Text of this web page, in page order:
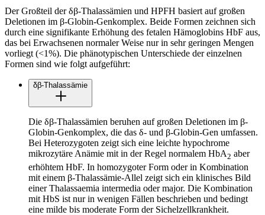
Der Großteil der δβ-Thalassämien und HPFH basiert auf großen
Deletionen im β-Globin-Genkomplex. Beide Formen zeichnen sich
durch eine signifikante Erhöhung des fetalen Hämoglobins HbF aus,
das bei Erwachsenen normaler Weise nur in sehr geringen Mengen
vorliegt (<1%). Die phänotypischen Unterschiede der einzelnen
Formen sind wie folgt aufgeführt:
δβ-Thalassämie
Die δβ-Thalassämien beruhen auf großen Deletionen im β-
Globin-Genkomplex, die das δ- und β-Globin-Gen umfassen.
Bei Heterozygoten zeigt sich eine leichte hypochrome
mikrozytäre Anämie mit in der Regel normalem HbA2 aber
erhöhtem HbF. In homozygoter Form oder in Kombination
mit einem β-Thalassämie-Allel zeigt sich ein klinisches Bild
einer Thalassaemia intermedia oder major. Die Kombination
mit HbS ist nur in wenigen Fällen beschrieben und bedingt
eine milde bis moderate Form der Sichelzellkrankheit.